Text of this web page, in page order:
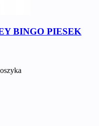
BINGO PIESEK